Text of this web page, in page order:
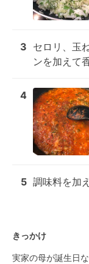
3 セロリ、玉
ンを加えて
4
5 調味料を加
きっかけ
実家の母が誕生日